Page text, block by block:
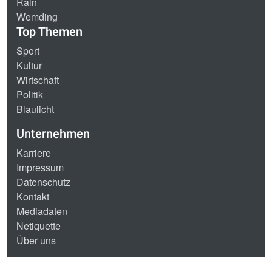
Wemding
Top Themen
Sport
Kultur
Wirtschaft
Politik
Blaulicht
Unternehmen
Karriere
Impressum
Datenschutz
Kontakt
Mediadaten
Netiquette
Über uns